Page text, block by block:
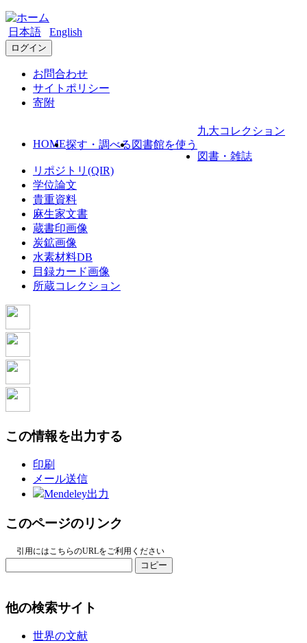
日本語 English
ログイン
お問合わせ
サイトポリシー
寄附
HOME探す・調べる 図書館を使う
九大コレクション
図書・雑誌
リポジトリ(QIR)
学位論文
貴重資料
麻生家文書
蔵書印画像
炭鉱画像
水素材料DB
目録カード画像
所蔵コレクション
この情報を出力する
印刷
メール送信
Mendeley出力
このページのリンク
引用にはこちらのURLをご利用ください
コピー
他の検索サイト
世界の文献